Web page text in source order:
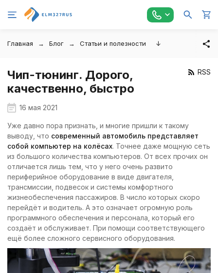
Главная Блог Статьи и полезности ↓
Чип-тюнинг. Дорого,
качественно, быстро
RSS
16 мая 2021
Уже давно пора признать, и многие пришли к такому
выводу, что современный автомобиль представляет
собой компьютер на колёсах. Точнее даже мощную сеть
из большого количества компьютеров. От всех прочих он
отличается лишь тем, что у него очень развито
периферийное оборудование в виде двигателя,
трансмиссии, подвесок и системы комфортного
жизнеобеспечения пассажиров. В число которых скоро
перейдёт и водитель. А это означает огромную роль
программного обеспечения и персонала, который его
создаёт и обслуживает. При помощи соответствующего
ещё более сложного сервисного оборудования.